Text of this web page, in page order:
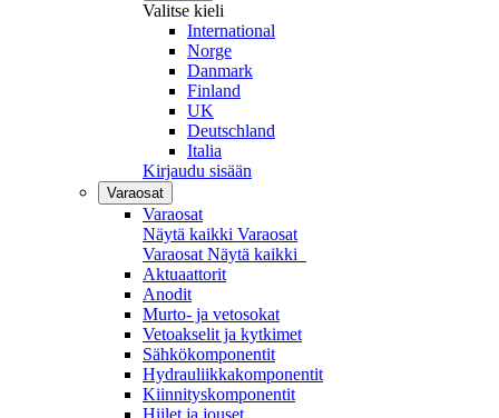
Valitse kieli
International
Norge
Danmark
Finland
UK
Deutschland
Italia
Kirjaudu sisään
Varaosat
Varaosat
Näytä kaikki Varaosat
Varaosat Näytä kaikki
Aktuaattorit
Anodit
Murto- ja vetosokat
Vetoakselit ja kytkimet
Sähkökomponentit
Hydrauliikkakomponentit
Kiinnityskomponentit
Hiilet ja jouset